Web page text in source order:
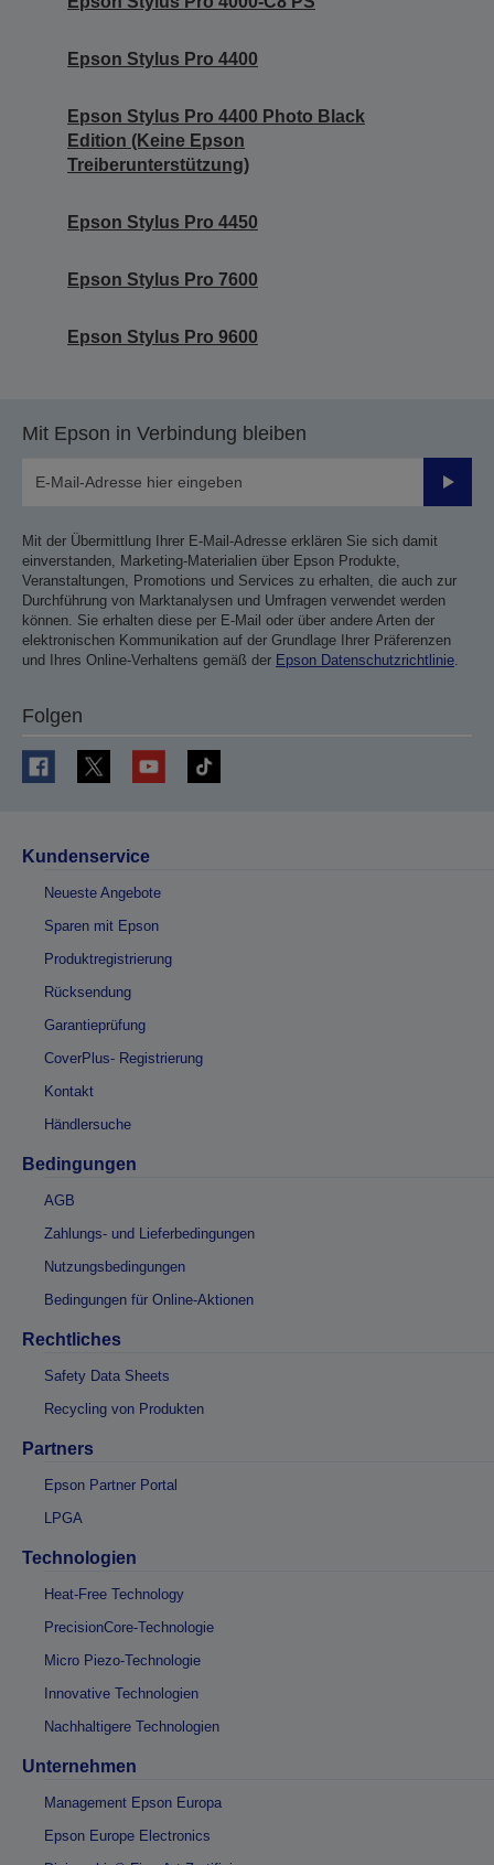
Epson Stylus Pro 4400
Epson Stylus Pro 4400 Photo Black
Edition (Keine Epson
Treiberunterstützung)
Epson Stylus Pro 4450
Epson Stylus Pro 7600
Epson Stylus Pro 9600
Mit Epson in Verbindung bleiben
Mit der Übermittlung Ihrer E-Mail-Adresse erklären Sie sich damit
einverstanden, Marketing-Materialien über Epson Produkte,
Veranstaltungen, Promotions und Services zu erhalten, die auch zur
Durchführung von Marktanalysen und Umfragen verwendet werden
können. Sie erhalten diese per E-Mail oder über andere Arten der
elektronischen Kommunikation auf der Grundlage Ihrer Präferenzen
und Ihres Online-Verhaltens gemäß der Epson Datenschutzrichtlinie.
Folgen
Kundenservice
Neueste Angebote
Sparen mit Epson
Produktregistrierung
Rücksendung
Garantieprüfung
CoverPlus- Registrierung
Kontakt
Händlersuche
Bedingungen
AGB
Zahlungs- und Lieferbedingungen
Nutzungsbedingungen
Bedingungen für Online-Aktionen
Rechtliches
Safety Data Sheets
Recycling von Produkten
Partners
Epson Partner Portal
LPGA
Technologien
Heat-Free Technology
PrecisionCore-Technologie
Micro Piezo-Technologie
Innovative Technologien
Nachhaltigere Technologien
Unternehmen
Management Epson Europa
Epson Europe Electronics